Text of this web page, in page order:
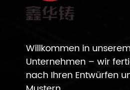
Willkommen in unserem
Unternehmen – wir
nach Ihren Entwürfen